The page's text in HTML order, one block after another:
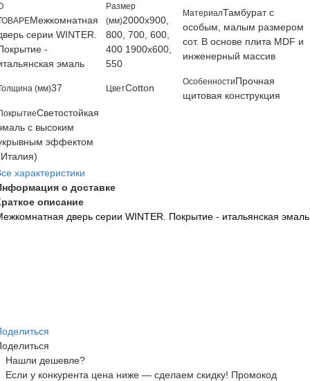
Межкомнатная
серии WINTER.
-
эмаль
Размер
(мм)2000х900,
800, 700, 600,
400 1900х600,
550
МатериалТамбурат с
особым, малым размером
сот. В основе плита MDF и
инженерный массив
(мм)37 ЦветCotton
ОсобенностиПрочная
щитовая конструкция
Светостойкая
с высоким
эффектом
характеристики
о доставке
описание
дверь серии WINTER. Покрытие - итальянская
Нашли дешевле?
Если у конкурента цена ниже — сделаем скидку! Промокод